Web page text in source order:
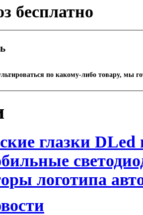
бесплатно
по какому-либо товару, мы
глазки DLed
логотипа